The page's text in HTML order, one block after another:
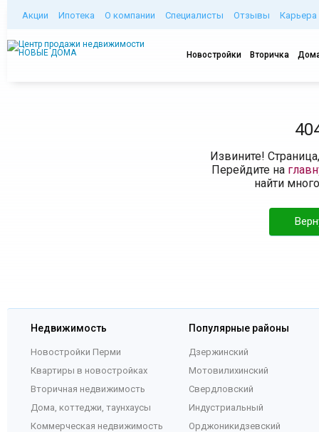
Акции Ипотека О компании Специалисты Отзывы Карьера
Новостройки Вторичка
Извините!
Перейдите на
найти
Недвижимость
Новостройки Перми
Квартиры в новостройках
Вторичная недвижимость
Дома, коттеджи, таунхаусы
Коммерческая недвижимость
Популярные районы
Дзержинский
Мотовилихинский
Свердловский
Индустриальный
Орджоникидзевский